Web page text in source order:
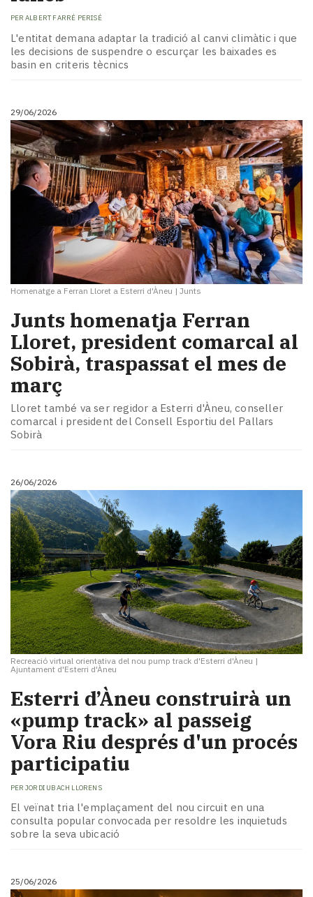
PER ALBERT FARRÉ PERISÉ
L'entitat demana adaptar la tradició al canvi climàtic i que
les decisions de suspendre o escurçar les baixades es
basin en criteris tècnics
29/06/2026
Homenatge a Ferran Lloret a Esterri d'Àneu | Junts
Junts homenatja Ferran
Lloret, president comarcal al
Sobirà, traspassat el mes de
març
Lloret també va ser regidor a Esterri d'Àneu, conseller
comarcal i president del Consell Esportiu del Pallars
Sobirà
26/06/2026
Recreació virtual orientativa del nou pump track d'Esterri d'Àneu |
Ajuntament d'Esterri d'Àneu
Esterri d’Àneu construirà un
«pump track» al passeig
Vora Riu després d'un procés
participatiu
PER JORDI UBACH LLORENS
El veïnat tria l'emplaçament del nou circuit en una
consulta popular convocada per resoldre les inquietuds
sobre la seva ubicació
25/06/2026